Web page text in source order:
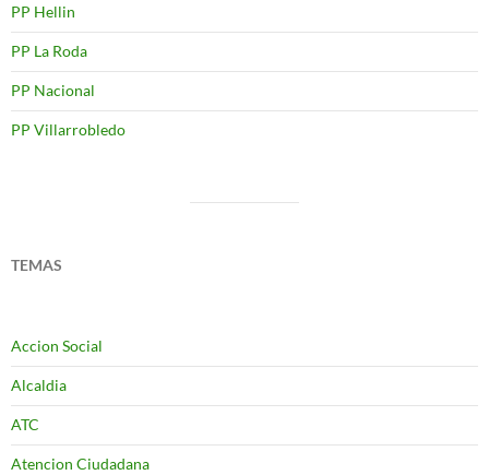
PP Hellin
PP La Roda
PP Nacional
PP Villarrobledo
TEMAS
Accion Social
Alcaldia
ATC
Atencion Ciudadana